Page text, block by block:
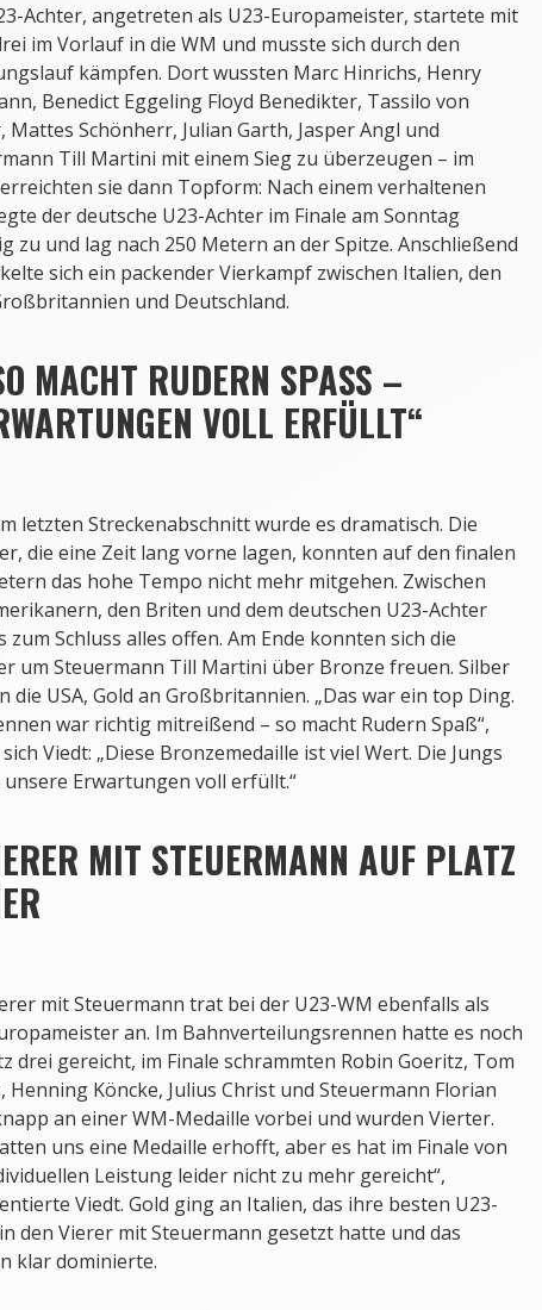
Achter, angetreten als U23-Europameister, startete mit
im Vorlauf in die WM und musste sich durch den
kämpfen. Dort wussten Marc Hinrichs, Henry
Benedict Eggeling Floyd Benedikter, Tassilo von
Mattes Schönherr, Julian Garth, Jasper Angl und
Till Martini mit einem Sieg zu überzeugen – im
sie dann Topform: Nach einem verhaltenen
der deutsche U23-Achter im Finale am Sonntag
zu und lag nach 250 Metern an der Spitze. Anschließend
sich ein packender Vierkampf zwischen Italien, den
und Deutschland.
MACHT RUDERN SPASS – E
VOLL ERFÜLLT“
letzten Streckenabschnitt wurde es dramatisch. Die
die eine Zeit lang vorne lagen, konnten auf den finalen
das hohe Tempo nicht mehr mitgehen. Zwischen
den Briten und dem deutschen U23-Achter
zum Schluss alles offen. Am Ende konnten sich die
um Steuermann Till Martini über Bronze freuen. Silber
die USA, Gold an Großbritannien. „Das war ein top Ding.
war richtig mitreißend – so macht Rudern Spaß“,
Viedt: „Diese Bronzemedaille ist viel Wert. Die Jungs
unsere Erwartungen voll erfüllt.“
MIT STEUERMANN AUF PLATZ
mit Steuermann trat bei der U23-WM ebenfalls als
an. Im Bahnverteilungsrennen hatte es noch
drei gereicht, im Finale schrammten Robin Goeritz, Tom
Henning Köncke, Julius Christ und Steuermann Florian
an einer WM-Medaille vorbei und wurden Vierter.
uns eine Medaille erhofft, aber es hat im Finale von
Leistung leider nicht zu mehr gereicht“,
Viedt. Gold ging an Italien, das ihre besten U23-
den Vierer mit Steuermann gesetzt hatte und das
klar dominierte.